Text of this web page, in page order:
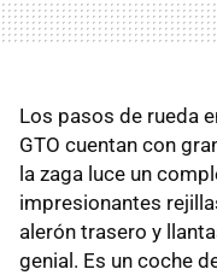
Los pasos de rueda
GTO cuentan con
la zaga luce un
impresionantes
alerón trasero y
genial. Es un coche